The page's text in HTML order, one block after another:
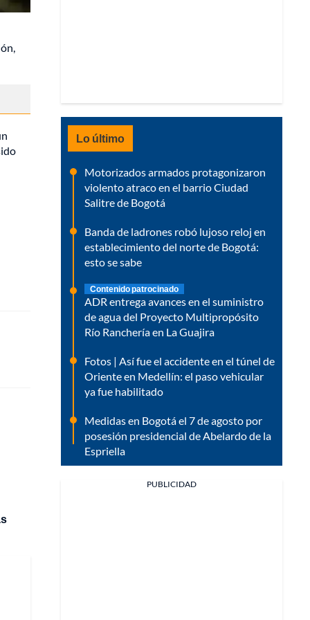
Lo último
Motorizados armados protagonizaron
violento atraco en el barrio Ciudad
Salitre de Bogotá
Banda de ladrones robó lujoso reloj en
establecimiento del norte de Bogotá:
esto se sabe
Contenido patrocinado
ADR entrega avances en el suministro
de agua del Proyecto Multipropósito
Río Ranchería en La Guajira
Fotos | Así fue el accidente en el túnel de
Oriente en Medellín: el paso vehicular
ya fue habilitado
Medidas en Bogotá el 7 de agosto por
posesión presidencial de Abelardo de la
Espriella
PUBLICIDAD